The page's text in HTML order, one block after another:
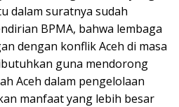
dalam suratnya sudah
BPMA, bahwa lembaga
dengan konflik Aceh di masa
guna mendorong
Aceh dalam pengelolaan
manfaat yang lebih besar